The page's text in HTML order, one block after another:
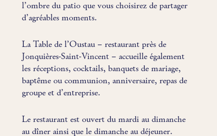
l’ombre du patio que vous choisirez de partager
d’agréables moments.
La Table de l’Oustau – restaurant près de
Jonquières-Saint-Vincent – accueille également
les réceptions, cocktails, banquets de mariage,
baptême ou communion, anniversaire, repas de
groupe et d’entreprise.
Le restaurant est ouvert du mardi au dimanche
au dîner ainsi que le dimanche au déjeuner.